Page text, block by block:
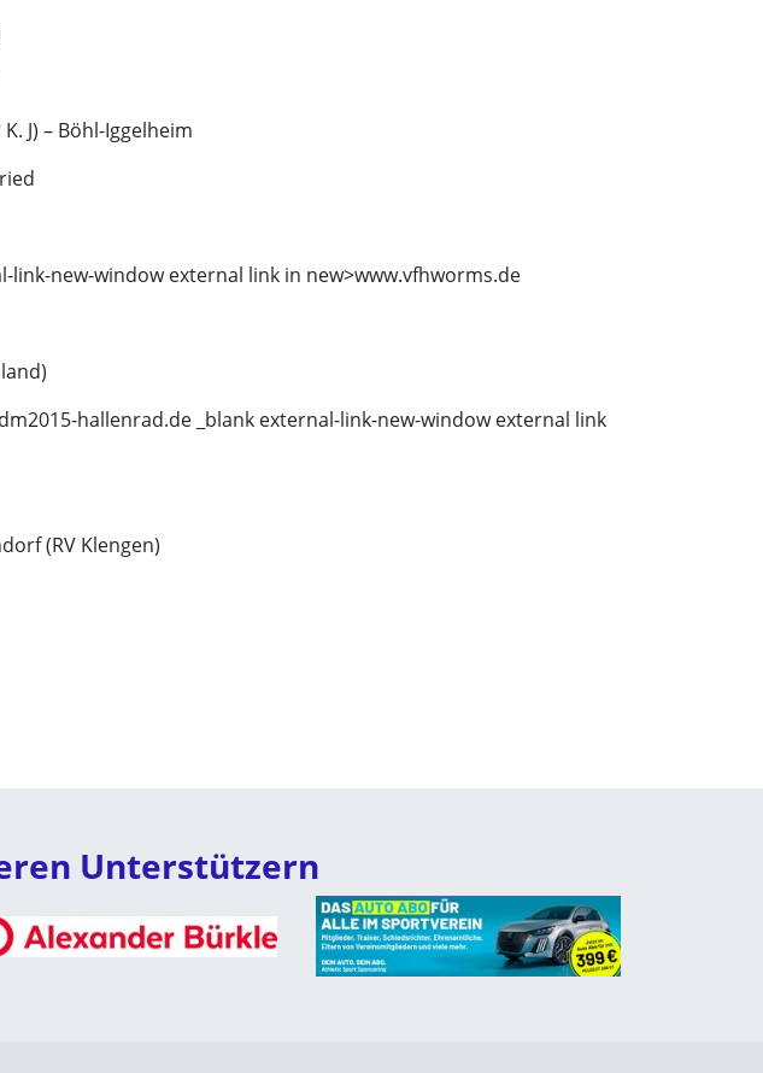
J) – Böhl-Iggelheim
link-new-window external link in new>www.vfhworms.de
hallenrad.de _blank external-link-new-window external link
(RV Klengen)
Unterstützern